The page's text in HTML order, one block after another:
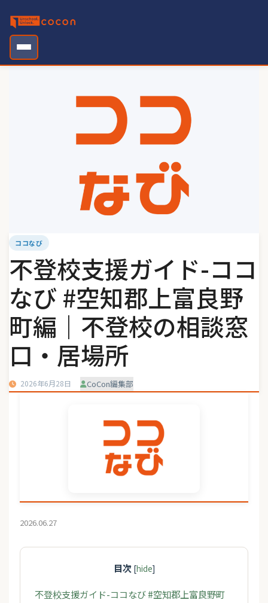
content
ココなび
不登校支援ガイド-ココ
なび #空知郡上富良野
町編｜不登校の相談窓
口・居場所
2026年6月28日 CoCon編集部
2026.06.27
目次 [hide]
不登校支援ガイド-ココなび #空知郡上富良野町